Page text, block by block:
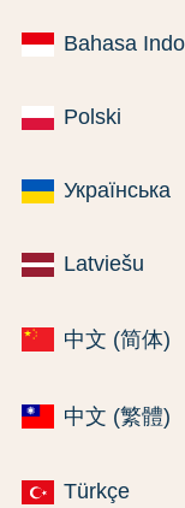
Bahasa
Polski
Українська
Latviešu
中文 (简体)
中文 (繁體)
Türkçe